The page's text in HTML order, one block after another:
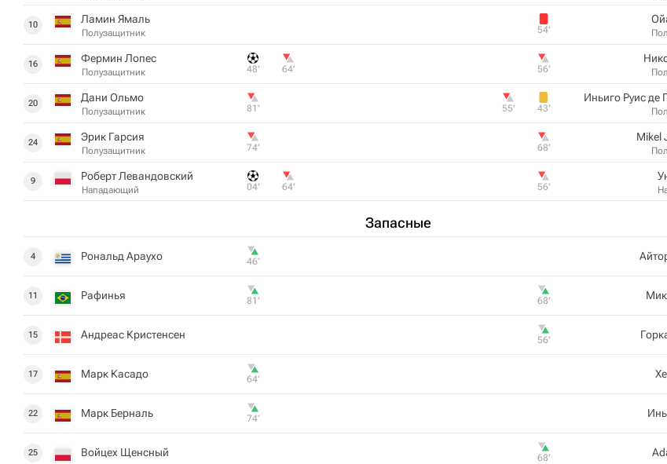
10 Ламин Ямаль
Полузащитник
16 Фермин Лопес
Полузащитник 48‎’‎ 64‎’‎
20 Дани Ольмо
Полузащитник 81‎’‎
24 Эрик Гарсия
Полузащитник 74‎’‎
9 Роберт Левандовский
Нападающий 04‎’‎ 64‎’‎
Запасные
4 Рональд Араухо 46‎’‎
11 Рафинья 81‎’‎
15 Андреас Кристенсен
17 Марк Касадо 64‎’‎
22 Марк Берналь 74‎’‎
25 Войцех Щенсный
54‎’‎
56‎’‎
Иньиго Руис де
43‎’‎
55‎’‎
Mikel
68‎’‎
56‎’‎
68‎’‎
56‎’‎
68‎’‎